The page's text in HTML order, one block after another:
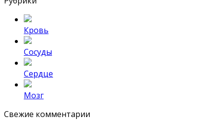
Кровь
Сосуды
Сердце
Мозг
Свежие комментарии